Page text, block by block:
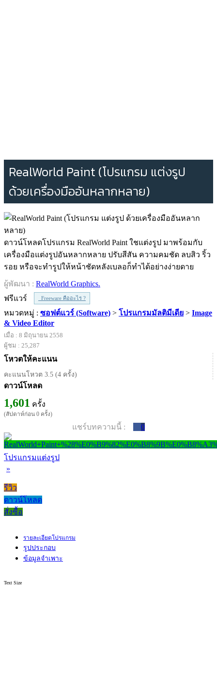
RealWorld Paint (โปรแกรม แต่งรูป
ด้วยเครื่องมืออันหลากหลาย)
ดาวน์โหลดโปรแกรม RealWorld Paint ใชแต่งรูป มาพร้อมกับ
เครื่องมือแต่งรูปอันหลากหลาย ปรับสีสัน ความคมชัด ลบสิว ริ้ว
รอย หรือจะทำรูปให้หน้าชัดหลังเบลอก็ทำได้อย่างง่ายดาย
ผู้พัฒนา : RealWorld Graphics.
ฟรีแวร์
Freeware คืออะไร ?
หมวดหมู่ : ซอฟต์แวร์ (Software) > โปรแกรมมัลติมีเดีย > Image
& Video Editor
เมื่อ : 8 มิถุนายน 2558
ผู้ชม : 25,287
โหวตให้คะแนน
คะแนนโหวต 3.5 (4 ครั้ง)
ดาวน์โหลด
1,601 ครั้ง
(สัปดาห์ก่อน 0 ครั้ง)
แชร์บทความนี้ : 0
โปรแกรมแต่งรูป
»
รีวิว
ดาวน์โหลด
สั่งซื้อ
รายละเอียดโปรแกรม
รูปประกอบ
ข้อมูลจำเพาะ
Text Size